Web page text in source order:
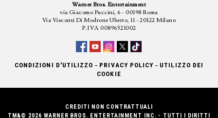
Warner Bros. Entertainment
via Giacomo Puccini, 6 - 00198 Roma
Via Visconti Di Modrone Uberto, 11 - 20122 Milano
P.IVA 00896521002
CONDIZIONI D'UTILIZZO - PRIVACY POLICY - UTILIZZO DEI
COOKIE
CREDITI NON CONTRATTUALI
TM&© 2026 WARNER BROS. ENTERTAINMENT INC. - TUTTI I DIRITTI